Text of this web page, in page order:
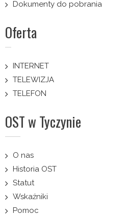
Dokumenty do pobrania
Oferta
INTERNET
TELEWIZJA
TELEFON
OST w Tyczynie
O nas
Historia OST
Statut
Wskaźniki
Pomoc